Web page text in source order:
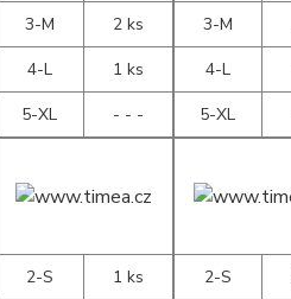
3-M
2 ks
4-L
1 ks
5-XL
- - -
3-M
4-L
5-XL
2-S
1 ks
2-S